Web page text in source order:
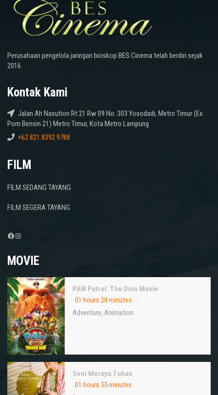
Perusahaan pengelola jaringan bioskop BES Cinema telah berdiri sejak
2016
Kontak Kami
Jalan Ah Nasution Rt 21 Rw 09 No. 303 Yosodadi, Metro Timur (Ex.
Pom Bensin 21) Metro Timur, Kota Metro Lampung
+62 821 8392 9788
FILM
FILM SEDANG TAYANG
FILM SEGERA TAYANG
Facebook
Instagram
MOVIE
PAW Patrol: The Dino Movie
01 hours 28 minutes
Adventure, Animation
Seni Merayu Tuhan
01 hours 55 minutes